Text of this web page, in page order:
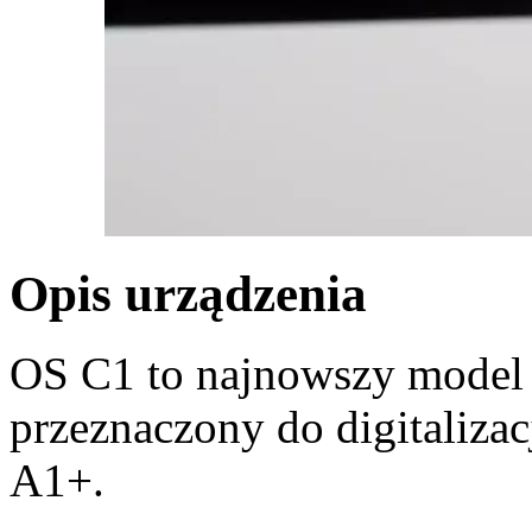
Opis urządzenia
OS C1 to najnowszy
przeznaczony do
A1+.